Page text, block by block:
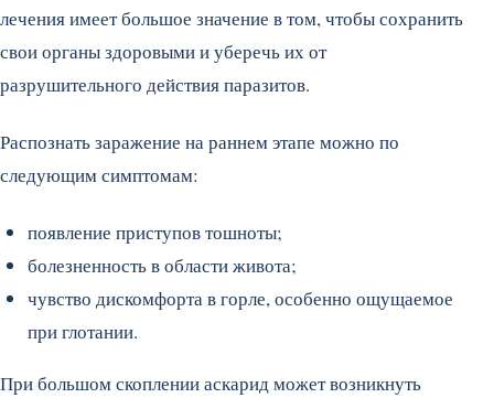
лечения имеет большое значение в том, чтобы сохранить
свои органы здоровыми и уберечь их от
разрушительного действия паразитов.
Распознать заражение на раннем этапе можно по
следующим симптомам:
появление приступов тошноты;
болезненность в области живота;
чувство дискомфорта в горле, особенно ощущаемое
при глотании.
При большом скоплении аскарид может возникнуть